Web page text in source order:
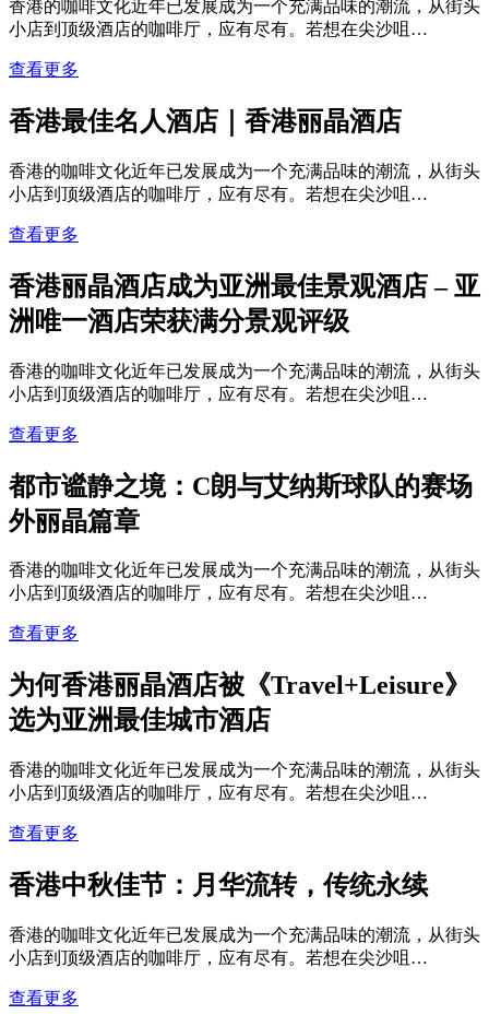
香港的咖啡文化近年已发展成为一个充满品味的潮流，从街头
小店到顶级酒店的咖啡厅，应有尽有。若想在尖沙咀…
查看更多
香港最佳名人酒店｜香港丽晶酒店
香港的咖啡文化近年已发展成为一个充满品味的潮流，从街头
小店到顶级酒店的咖啡厅，应有尽有。若想在尖沙咀…
查看更多
香港丽晶酒店成为亚洲最佳景观酒店 – 亚
洲唯一酒店荣获满分景观评级
香港的咖啡文化近年已发展成为一个充满品味的潮流，从街头
小店到顶级酒店的咖啡厅，应有尽有。若想在尖沙咀…
查看更多
都市谧静之境：C朗与艾纳斯球队的赛场
外丽晶篇章
香港的咖啡文化近年已发展成为一个充满品味的潮流，从街头
小店到顶级酒店的咖啡厅，应有尽有。若想在尖沙咀…
查看更多
为何香港丽晶酒店被《Travel+Leisure》
选为亚洲最佳城市酒店
香港的咖啡文化近年已发展成为一个充满品味的潮流，从街头
小店到顶级酒店的咖啡厅，应有尽有。若想在尖沙咀…
查看更多
香港中秋佳节：月华流转，传统永续
香港的咖啡文化近年已发展成为一个充满品味的潮流，从街头
小店到顶级酒店的咖啡厅，应有尽有。若想在尖沙咀…
查看更多